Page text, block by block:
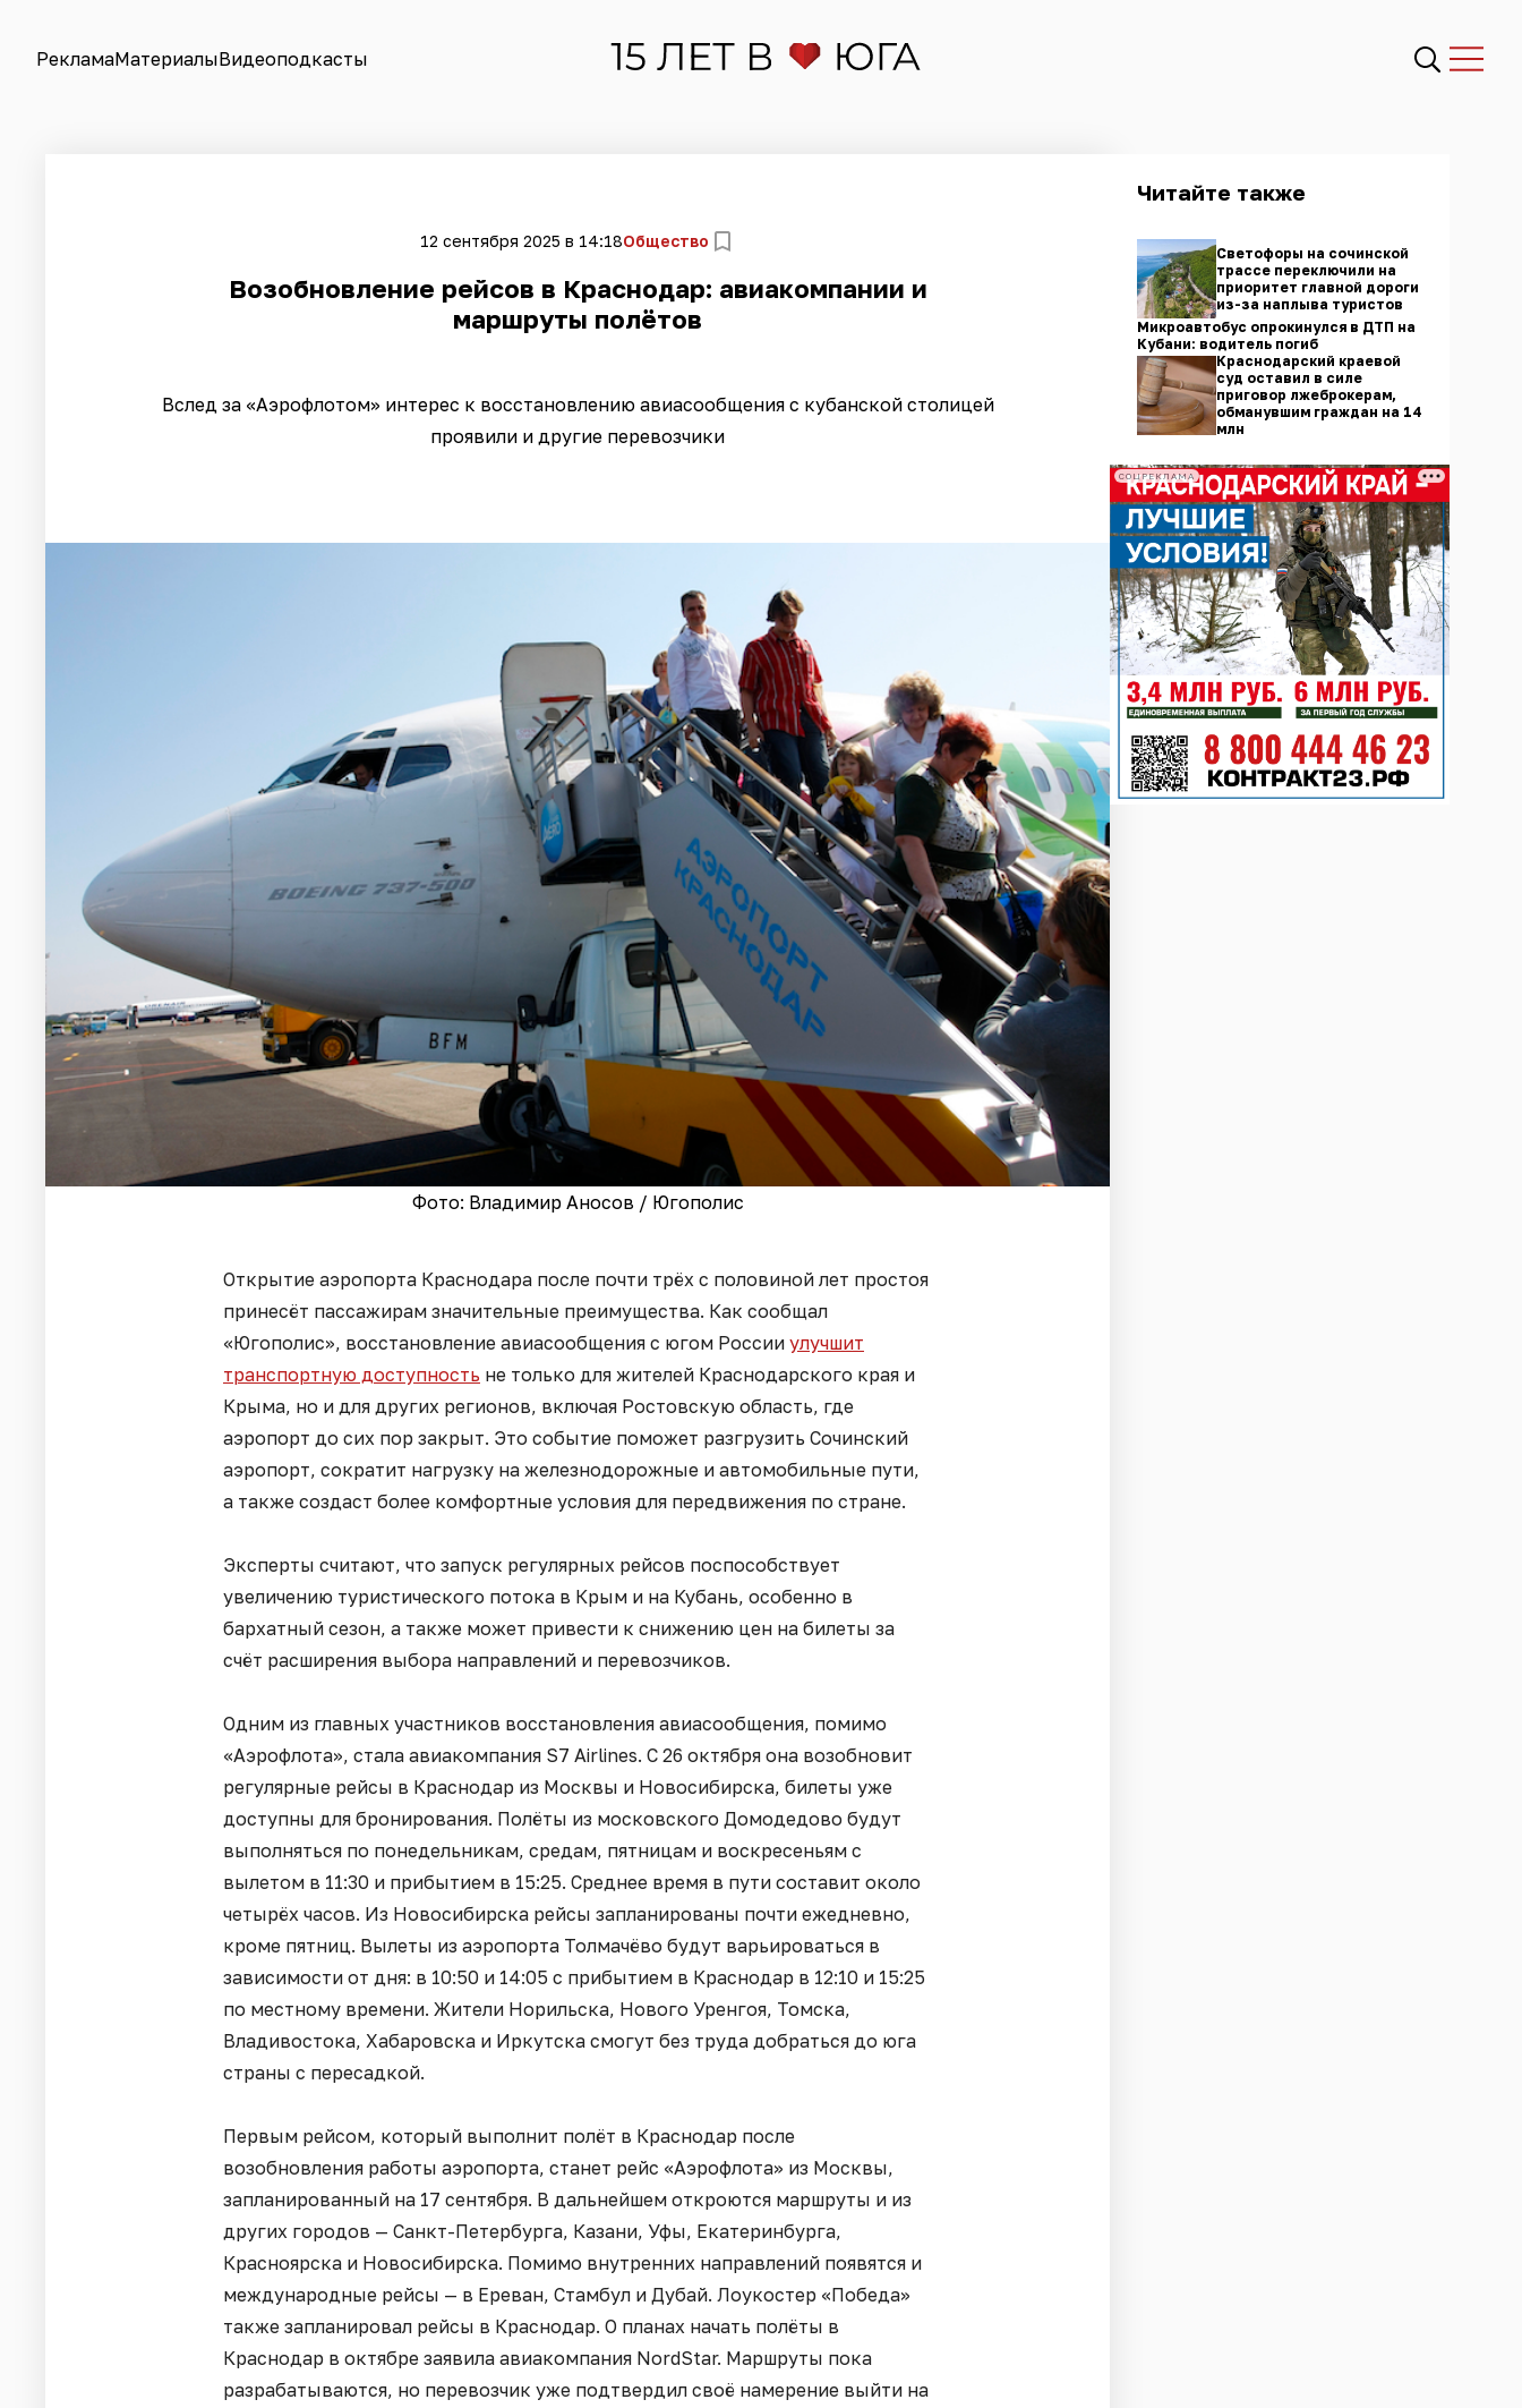
РекламаМатериалыВидеоподкасты
12 сентября 2025 в 14:18Общество
Возобновление рейсов в Краснодар: авиакомпании и
маршруты полётов
Вслед за «Аэрофлотом» интерес к восстановлению авиасообщения с кубанской столицей
проявили и другие перевозчики
Фото: Владимир Аносов / Югополис
Открытие аэропорта Краснодара после почти трёх с половиной лет простоя
принесёт пассажирам значительные преимущества. Как сообщал
«Югополис», восстановление авиасообщения с югом России улучшит
транспортную доступность не только для жителей Краснодарского края и
Крыма, но и для других регионов, включая Ростовскую область, где
аэропорт до сих пор закрыт. Это событие поможет разгрузить Сочинский
аэропорт, сократит нагрузку на железнодорожные и автомобильные пути,
а также создаст более комфортные условия для передвижения по стране.
Эксперты считают, что запуск регулярных рейсов поспособствует
увеличению туристического потока в Крым и на Кубань, особенно в
бархатный сезон, а также может привести к снижению цен на билеты за
счёт расширения выбора направлений и перевозчиков.
Одним из главных участников восстановления авиасообщения, помимо
«Аэрофлота», стала авиакомпания S7 Airlines. С 26 октября она возобновит
регулярные рейсы в Краснодар из Москвы и Новосибирска, билеты уже
доступны для бронирования. Полёты из московского Домодедово будут
выполняться по понедельникам, средам, пятницам и воскресеньям с
вылетом в 11:30 и прибытием в 15:25. Среднее время в пути составит около
четырёх часов. Из Новосибирска рейсы запланированы почти ежедневно,
кроме пятниц. Вылеты из аэропорта Толмачёво будут варьироваться в
зависимости от дня: в 10:50 и 14:05 с прибытием в Краснодар в 12:10 и 15:25
по местному времени. Жители Норильска, Нового Уренгоя, Томска,
Владивостока, Хабаровска и Иркутска смогут без труда добраться до юга
страны с пересадкой.
Первым рейсом, который выполнит полёт в Краснодар после
возобновления работы аэропорта, станет рейс «Аэрофлота» из Москвы,
запланированный на 17 сентября. В дальнейшем откроются маршруты и из
других городов — Санкт-Петербурга, Казани, Уфы, Екатеринбурга,
Красноярска и Новосибирска. Помимо внутренних направлений появятся и
международные рейсы — в Ереван, Стамбул и Дубай. Лоукостер «Победа»
также запланировал рейсы в Краснодар. О планах начать полёты в
Краснодар в октябре заявила авиакомпания NordStar. Маршруты пока
разрабатываются, но перевозчик уже подтвердил своё намерение выйти на
Читайте также
Светофоры на сочинской
трассе переключили на
приоритет главной дороги
из-за наплыва туристов
Микроавтобус опрокинулся в ДТП на
Кубани: водитель погиб
Краснодарский краевой
суд оставил в силе
приговор лжеброкерам,
обманувшим граждан на 14
млн
СОЦРЕКЛАМА